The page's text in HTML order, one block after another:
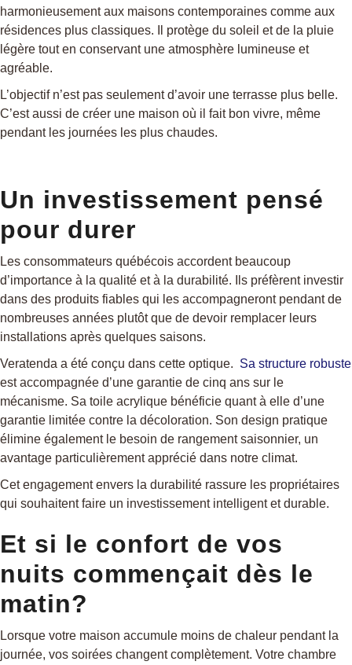
harmonieusement aux maisons contemporaines comme aux
résidences plus classiques. Il protège du soleil et de la pluie
légère tout en conservant une atmosphère lumineuse et
agréable.
L’objectif n’est pas seulement d’avoir une terrasse plus belle.
C’est aussi de créer une maison où il fait bon vivre, même
pendant les journées les plus chaudes.
Un investissement pensé
pour durer
Les consommateurs québécois accordent beaucoup
d’importance à la qualité et à la durabilité. Ils préfèrent investir
dans des produits fiables qui les accompagneront pendant de
nombreuses années plutôt que de devoir remplacer leurs
installations après quelques saisons.
Veratenda a été conçu dans cette optique. Sa structure robuste
est accompagnée d’une garantie de cinq ans sur le
mécanisme. Sa toile acrylique bénéficie quant à elle d’une
garantie limitée contre la décoloration. Son design pratique
élimine également le besoin de rangement saisonnier, un
avantage particulièrement apprécié dans notre climat.
Cet engagement envers la durabilité rassure les propriétaires
qui souhaitent faire un investissement intelligent et durable.
Et si le confort de vos
nuits commençait dès le
matin?
Lorsque votre maison accumule moins de chaleur pendant la
journée, vos soirées changent complètement. Votre chambre